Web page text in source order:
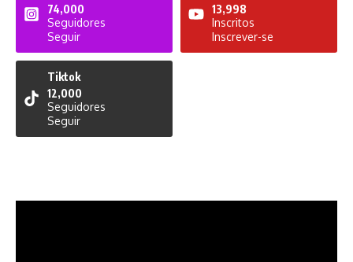
74,000
Seguidores
Seguir
13,998
Inscritos
Inscrever-se
Tiktok
12,000
Seguidores
Seguir